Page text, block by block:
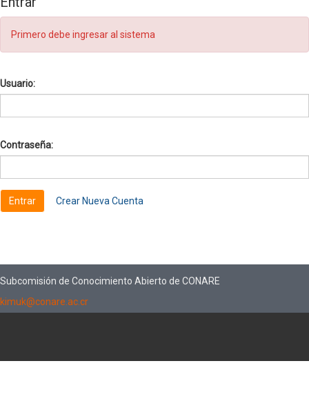
Primero debe ingresar al sistema
Usuario:
Contraseña:
Crear Nueva Cuenta
Subcomisión de Conocimiento Abierto de CONARE
kimuk@conare.ac.cr